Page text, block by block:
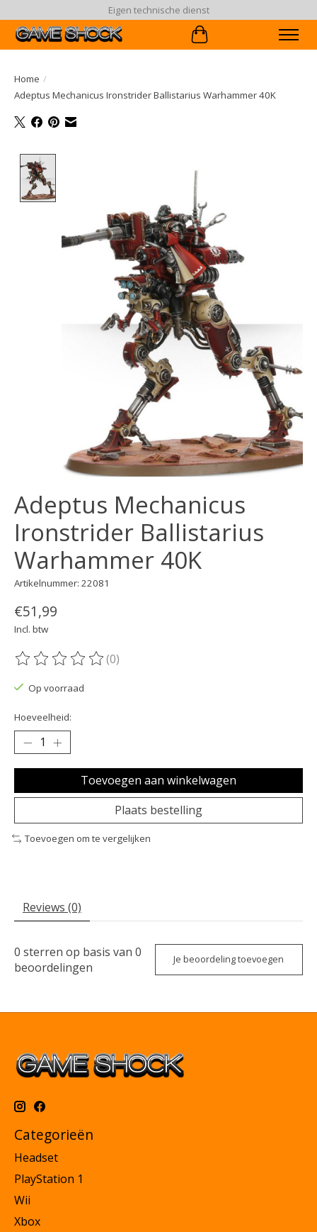
Eigen technische dienst
Winkelwagen
Home /
Adeptus Mechanicus Ironstrider Ballistarius Warhammer 40K
Adeptus Mechanicus
Ironstrider Ballistarius
Warhammer 40K
Artikelnummer: 22081
€51,99
Incl. btw
De beoordeling van dit product is
(0)
Op voorraad
Hoeveelheid:
Toevoegen aan winkelwagen
Plaats bestelling
Toevoegen om te vergelijken
Reviews (0)
0 sterren op basis van 0
beoordelingen
Je beoordeling toevoegen
Categorieën
Headset
PlayStation 1
Wii
Xbox